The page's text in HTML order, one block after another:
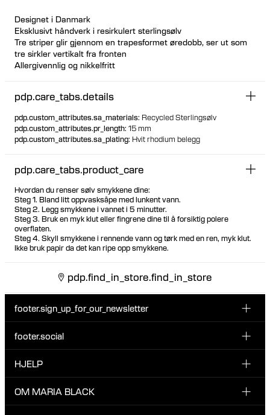
Designet i Danmark
Eksklusivt håndverk i resirkulert sterlingsølv
Tre striper glir gjennom en trapesformet øredobb, ser ut som
tre sirkler vertikalt fra fronten
Allergivennlig og nikkelfritt
Tilgjengelig enkeltvis eller som par
pdp.care_tabs.details
pdp.custom_attributes.sa_materials: Recycled Sterlingsølv
pdp.custom_attributes.pr_length: 15 mm
pdp.custom_attributes.sa_plating: Hvit rhodium belegg
pdp.care_tabs.product_care
Hvordan du renser sølv smykkene dine:
Steg 1. Bland litt oppvasksåpe med lunkent vann.
Steg 2. Legg smykkene i vannet i 5 minutter.
Steg 3. Bruk en myk klut eller fingrene dine til å forsiktig polere
overflaten.
Steg 4. Skyll smykkene i rennende vann og tørk med en ren, myk klut.
Ikke bruk papir da det kan ripe opp smykkene.
pdp.find_in_store.find_in_store
footer.sign_up_for_our_newsletter
Registrer deg for vårt nyhetsbrev og bli den første som blir
nyheter fra Maria Black.
footer.social
INSTAGRAM
TIKTOK
HJELP
KUNDESERVICE & KONTAKT
OM MARIA BLACK